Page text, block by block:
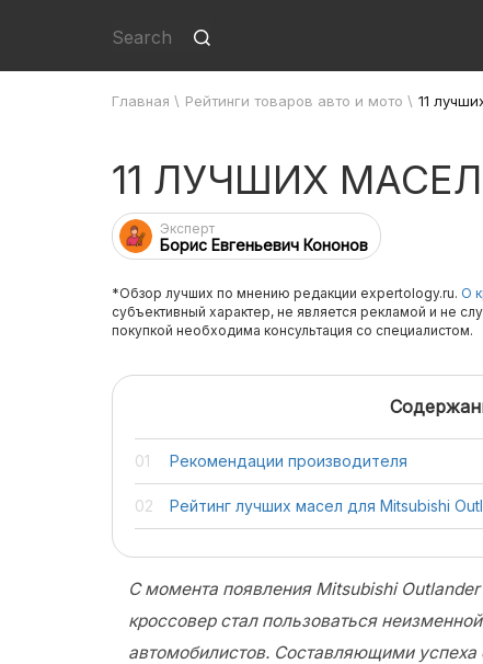
Главная \ Рейтинги товаров авто и мото \ 11
11 ЛУЧШИХ МАСЕЛ
Эксперт
Борис Евгеньевич Кононов
*Обзор лучших по мнению редакции expertology.ru. О
субъективный характер, не является рекламой и не
покупкой необходима консультация со специалистом.
Рекомендации производителя
Рейтинг лучших масел для Mitsubishi
С момента появления Mitsubishi
кроссовер стал пользоваться
автомобилистов. Составляющими